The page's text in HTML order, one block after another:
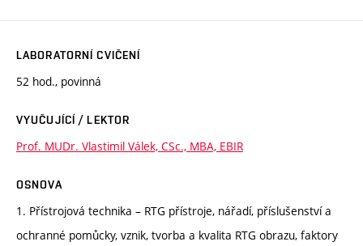
LABORATORNÍ CVIČENÍ
52 hod., povinná
VYUČUJÍCÍ / LEKTOR
Prof. MUDr. Vlastimil Válek, CSc., MBA, EBIR
OSNOVA
1. Přístrojová technika – RTG přístroje, nářadí, příslušenství a
ochranné pomůcky, vznik, tvorba a kvalita RTG obrazu, faktory